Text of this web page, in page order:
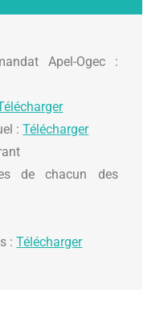
Apel-Ogec :
:Télécharger
de chacun des
:Télécharger